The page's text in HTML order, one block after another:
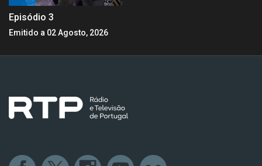
Episódio 3
Emitido a 02 Agosto, 2026